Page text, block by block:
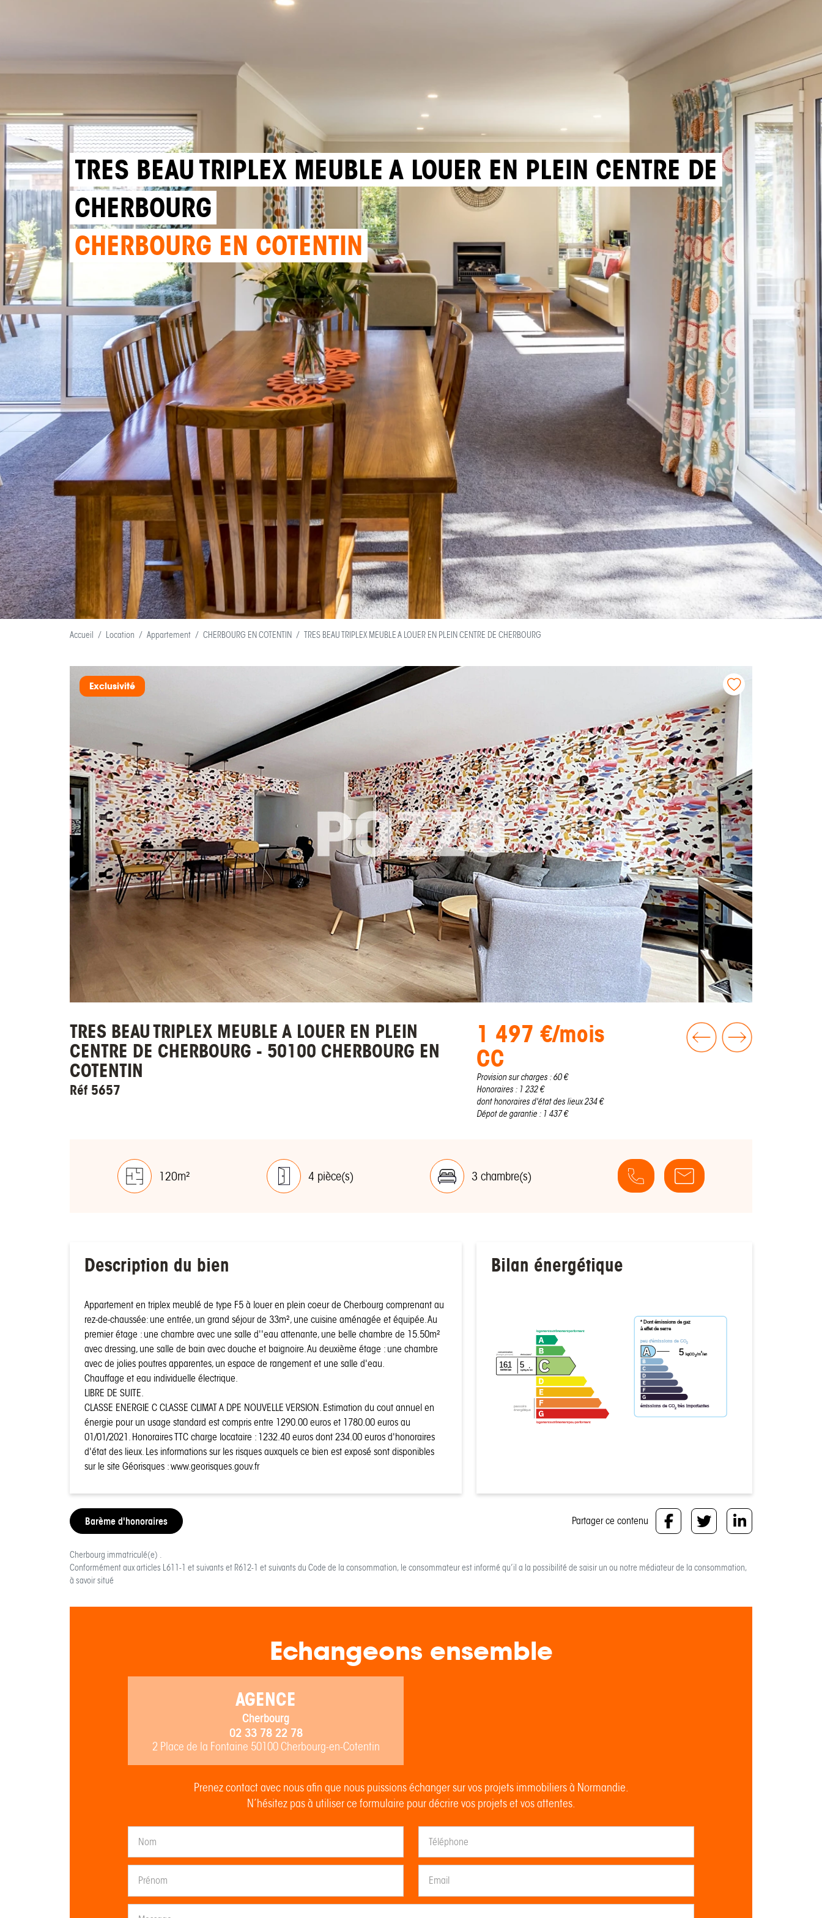
TRES BEAU TRIPLEX MEUBLE A LOUER EN PLEIN CENTRE DE
CHERBOURG
CHERBOURG EN COTENTIN
Accueil Location Appartement CHERBOURG EN COTENTIN TRES BEAU TRIPLEX MEUBLE A LOUER EN PLEIN CENTRE DE CHERBOURG
Exclusivité
TRES BEAU TRIPLEX MEUBLE A LOUER EN PLEIN
CENTRE DE CHERBOURG - 50100 CHERBOURG EN
COTENTIN
Réf 5657
1 497 €/mois
CC
Provision sur charges : 60 €
Honoraires : 1 232 €
dont honoraires d'état des lieux 234 €
Dépot de garantie : 1 437 €
120m² 4 pièce(s) 3 chambre(s)
Description du bien
Appartement en triplex meublé de type F5 à louer en plein coeur de Cherbourg comprenant au
rez-de-chaussée: une entrée, un grand séjour de 33m², une cuisine aménagée et équipée. Au
premier étage : une chambre avec une salle d''eau attenante, une belle chambre de 15.50m²
avec dressing, une salle de bain avec douche et baignoire. Au deuxième étage : une chambre
avec de jolies poutres apparentes, un espace de rangement et une salle d'eau.
Chauffage et eau individuelle électrique.
LIBRE DE SUITE.
CLASSE ENERGIE C CLASSE CLIMAT A DPE NOUVELLE VERSION. Estimation du cout annuel en
énergie pour un usage standard est compris entre 1290.00 euros et 1780.00 euros au
01/01/2021. Honoraires TTC charge locataire : 1232.40 euros dont 234.00 euros d'honoraires
d'état des lieux. Les informations sur les risques auxquels ce bien est exposé sont disponibles
sur le site Géorisques : www.georisques.gouv.fr
Bilan énergétique
passoire
énergétique
logement extrêmement performant
logement extrêmement peu performant
consommation
(énergie primaire)
161
kWh/m²/an
émissions*
5
kgCO2/m
²
/an
* Dont émissions de gaz
à effet de serre
peu d'émissions de CO2
émissions de CO2 très importantes
5 kgCO2/m²/an
Barème d'honoraires Partager ce contenu
Cherbourg immatriculé(e) .
Conformément aux articles L611-1 et suivants et R612-1 et suivants du Code de la consommation, le consommateur est informé qu’il a la possibilité de saisir un ou notre médiateur de la consommation,
à savoir situé
Echangeons ensemble
AGENCE
Cherbourg
02 33 78 22 78
2 Place de la Fontaine 50100 Cherbourg-en-Cotentin
Prenez contact avec nous afin que nous puissions échanger sur vos projets immobiliers à Normandie.
N’hésitez pas à utiliser ce formulaire pour décrire vos projets et vos attentes.